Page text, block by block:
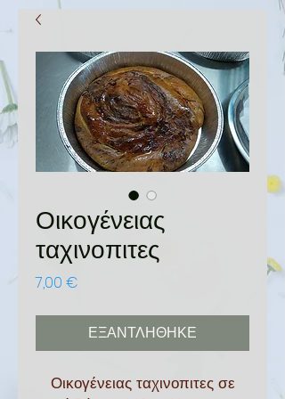
Οικογένειας
ταχινοπιτες
7,00 €
ΕΞΑΝΤΛΗΘΗΚΕ
Οικογένειας ταχινοπιτες σε